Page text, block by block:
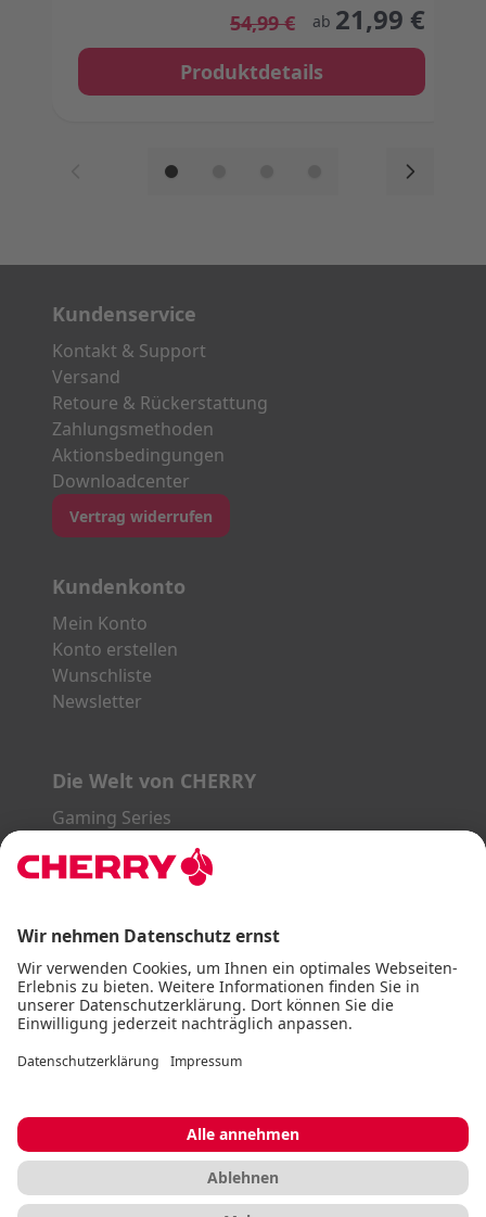
54,99 € ab 21,99 €
Produktdetails
Kundenservice
Kontakt & Support
Versand
Retoure & Rückerstattung
Zahlungsmethoden
Aktionsbedingungen
Downloadcenter
Vertrag widerrufen
Kundenkonto
Mein Konto
Konto erstellen
Wunschliste
Newsletter
Die Welt von CHERRY
Gaming Series
SLIM Line
Unsere Partner:
PayPal Visa MastercardAmerican Express
DHL
Barrierefreiheitserklärung
Cookie Einstellungen